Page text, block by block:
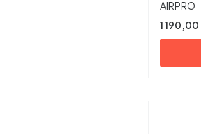
AIRPRO
Cena
1 190,00